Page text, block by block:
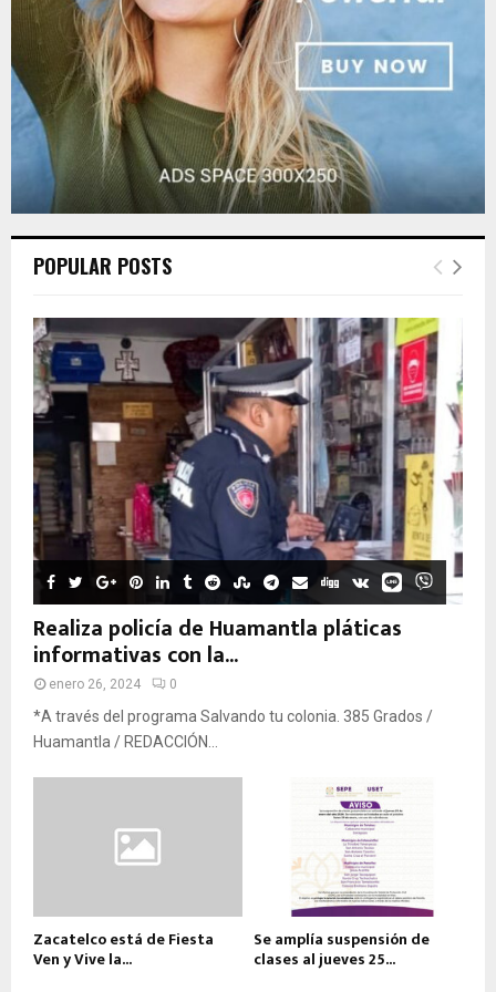
POPULAR POSTS
Realiza policía de Huamantla pláticas
informativas con la...
enero 26, 2024 0
*A través del programa Salvando tu colonia. 385 Grados /
Huamantla / REDACCIÓN...
Zacatelco está de Fiesta
Ven y Vive la...
Se amplía suspensión de
clases al jueves 25...